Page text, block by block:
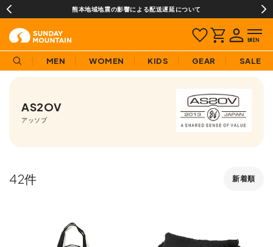
¥3,980(税込)以上のご購入で送料無料!
MEN WOMEN KIDS GEAR SALE
AS2OV
アッソブ
新着順
42